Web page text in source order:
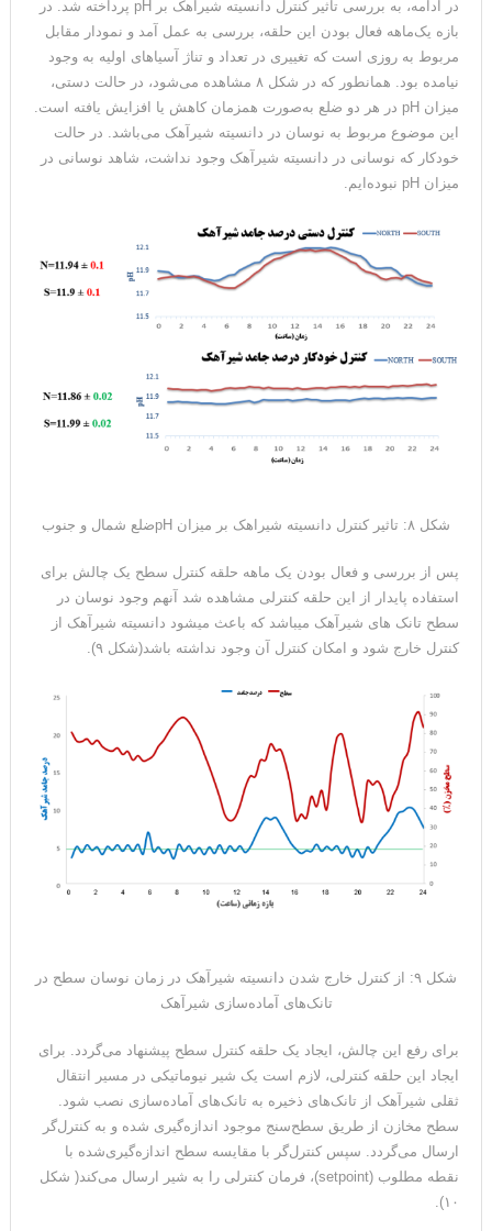
در ادامه، به بررسی تأثیر کنترل دانسیته شیرآهک بر pH پرداخته شد. در
بازه یک‌ماهه فعال بودن این حلقه، بررسی به عمل آمد و نمودار مقابل
مربوط به روزی است که تغییری در تعداد و تناژ آسیاهای اولیه به وجود
نیامده بود. همانطور که در شکل ۸ مشاهده می‌شود، در حالت دستی،
میزان pH در هر دو ضلع به‌صورت همزمان کاهش یا افزایش یافته است.
این موضوع مربوط به نوسان در دانسیته شیرآهک می‌باشد. در حالت
خودکار که نوسانی در دانسیته شیرآهک وجود نداشت، شاهد نوسانی در
میزان pH نبوده‌ایم.
شکل ۸: تاثیر کنترل دانسیته شیراهک بر میزان pHضلع شمال و جنوب
پس از بررسی و فعال بودن یک ماهه حلقه کنترل سطح یک چالش برای
استفاده پایدار از این حلقه کنترلی مشاهده شد آنهم وجود نوسان در
سطح تانک های شیرآهک میباشد که باعث میشود دانسیته شیرآهک از
کنترل خارج شود و امکان کنترل آن وجود نداشته باشد(شکل ۹).
شکل ۹:
از کنترل خارج شدن دانسیته شیرآهک در زمان نوسان سطح در
تانک‌های آماده‌سازی شیرآهک
برای رفع این چالش، ایجاد یک حلقه کنترل سطح پیشنهاد می‌گردد. برای
ایجاد این حلقه کنترلی، لازم است یک شیر نیوماتیکی در مسیر انتقال
ثقلی شیرآهک از تانک‌های ذخیره به تانک‌های آماده‌سازی نصب شود.
سطح مخازن از طریق سطح‌سنج موجود اندازه‌گیری شده و به کنترل‌گر
ارسال می‌گردد. سپس کنترل‌گر با مقایسه سطح اندازه‌گیری‌شده با
نقطه مطلوب (setpoint)، فرمان کنترلی را به شیر ارسال می‌کند( شکل
۱۰).